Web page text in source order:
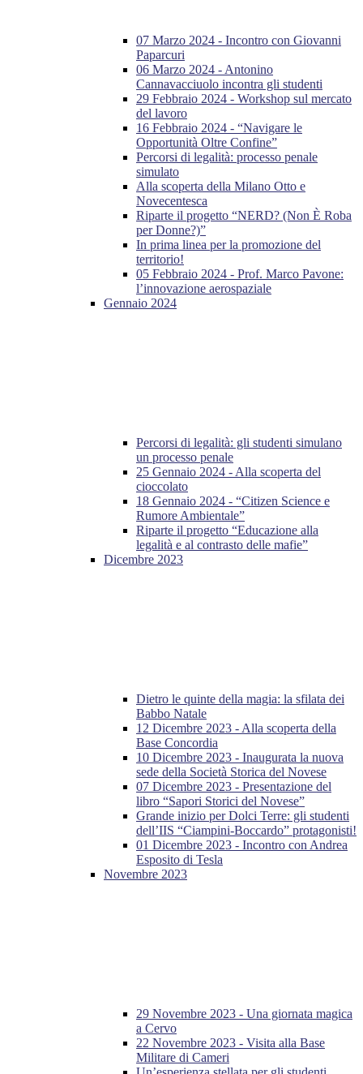
07 Marzo 2024 - Incontro con Giovanni
Paparcuri
06 Marzo 2024 - Antonino
Cannavacciuolo incontra gli studenti
29 Febbraio 2024 - Workshop sul mercato
del lavoro
16 Febbraio 2024 - “Navigare le
Opportunità Oltre Confine”
Percorsi di legalità: processo penale
simulato
Alla scoperta della Milano Otto e
Novecentesca
Riparte il progetto “NERD? (Non È Roba
per Donne?)”
In prima linea per la promozione del
territorio!
05 Febbraio 2024 - Prof. Marco Pavone:
l’innovazione aerospaziale
Gennaio 2024
Percorsi di legalità: gli studenti simulano
un processo penale
25 Gennaio 2024 - Alla scoperta del
cioccolato
18 Gennaio 2024 - “Citizen Science e
Rumore Ambientale”
Riparte il progetto “Educazione alla
legalità e al contrasto delle mafie”
Dicembre 2023
Dietro le quinte della magia: la sfilata dei
Babbo Natale
12 Dicembre 2023 - Alla scoperta della
Base Concordia
10 Dicembre 2023 - Inaugurata la nuova
sede della Società Storica del Novese
07 Dicembre 2023 - Presentazione del
libro “Sapori Storici del Novese”
Grande inizio per Dolci Terre: gli studenti
dell’IIS “Ciampini-Boccardo” protagonisti!
01 Dicembre 2023 - Incontro con Andrea
Esposito di Tesla
Novembre 2023
29 Novembre 2023 - Una giornata magica
a Cervo
22 Novembre 2023 - Visita alla Base
Militare di Cameri